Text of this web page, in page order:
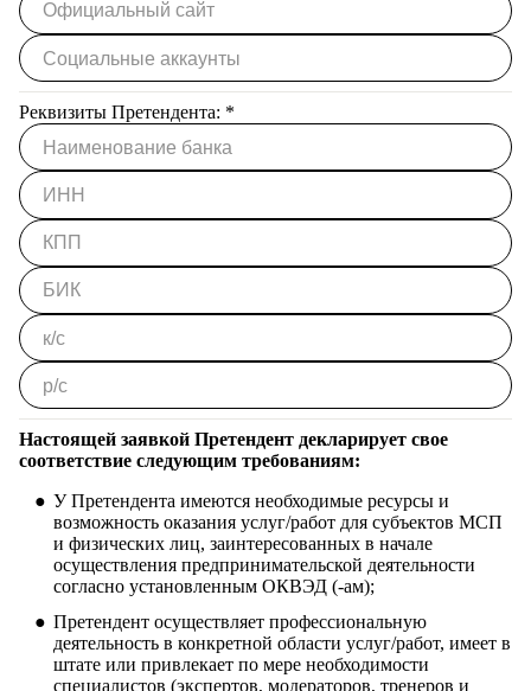
Реквизиты Претендента: *
Настоящей заявкой Претендент декларирует свое
соответствие следующим требованиям:
У Претендента имеются необходимые ресурсы и
возможность оказания услуг/работ для субъектов МСП
и физических лиц, заинтересованных в начале
осуществления предпринимательской деятельности
согласно установленным ОКВЭД (-ам);
Претендент осуществляет профессиональную
деятельность в конкретной области услуг/работ, имеет в
штате или привлекает по мере необходимости
специалистов (экспертов, модераторов, тренеров и